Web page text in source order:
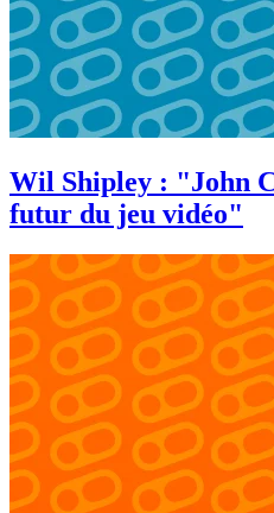
Wil Shipley : "John
futur du jeu vidéo"